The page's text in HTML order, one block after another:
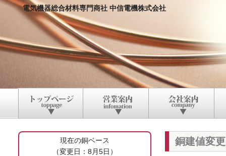
電気機器総合材料専門商社 中信電機株式会社
銅建値変
現在の銅ベース
（変更日：8月5日）